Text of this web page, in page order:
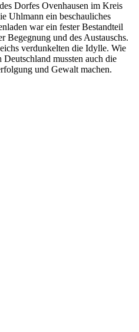
Dorfes Ovenhausen im Kreis
Uhlmann ein beschauliches
war ein fester Bestandteil
Begegnung und des Austauschs.
verdunkelten die Idylle. Wie
mussten auch die
und Gewalt machen.